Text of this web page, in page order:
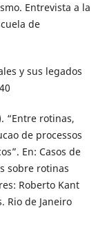
Entrevista a la
de
y sus legados
“Entre rotinas,
de processos
En: Casos de
sobre rotinas
Roberto Kant
Rio de Janeiro